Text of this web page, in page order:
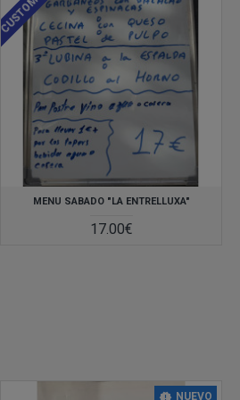
MENU SABADO "LA ENTRELLUXA"
17.00€
NUEVO